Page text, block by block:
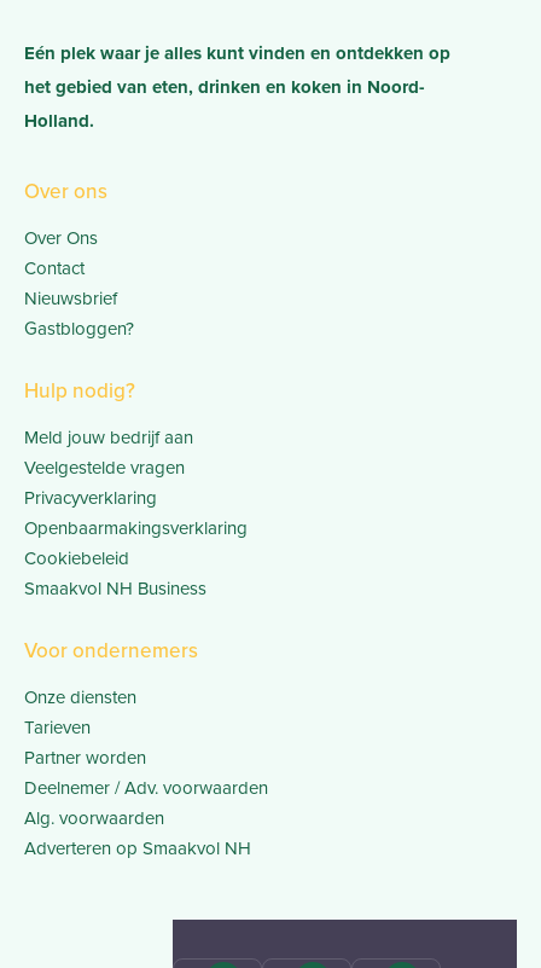
Eén plek waar je alles kunt vinden en ontdekken op
het gebied van eten, drinken en koken in Noord-
Holland.
Over ons
Over Ons
Contact
Nieuwsbrief
Gastbloggen?
Hulp nodig?
Meld jouw bedrijf aan
Veelgestelde vragen
Privacyverklaring
Openbaarmakingsverklaring
Cookiebeleid
Smaakvol NH Business
Voor ondernemers
Onze diensten
Tarieven
Partner worden
Deelnemer / Adv. voorwaarden
Alg. voorwaarden
Adverteren op Smaakvol NH